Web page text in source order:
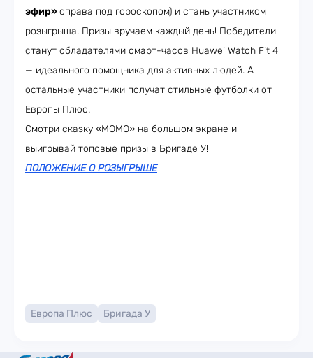
эфир»справа под гороскопом) и стань участником
розыгрыша. Призы вручаем каждый день! Победители
станут обладателями смарт-часов Huawei Watch Fit 4
— идеального помощника для активных людей. А
остальные участники получат стильные футболки от
Европы Плюс.
Смотри сказку «МОМО» на большом экране и
выигрывай топовые призы в Бригаде У!
ПОЛОЖЕНИЕ О РОЗЫГРЫШЕ
Европа Плюс Бригада У